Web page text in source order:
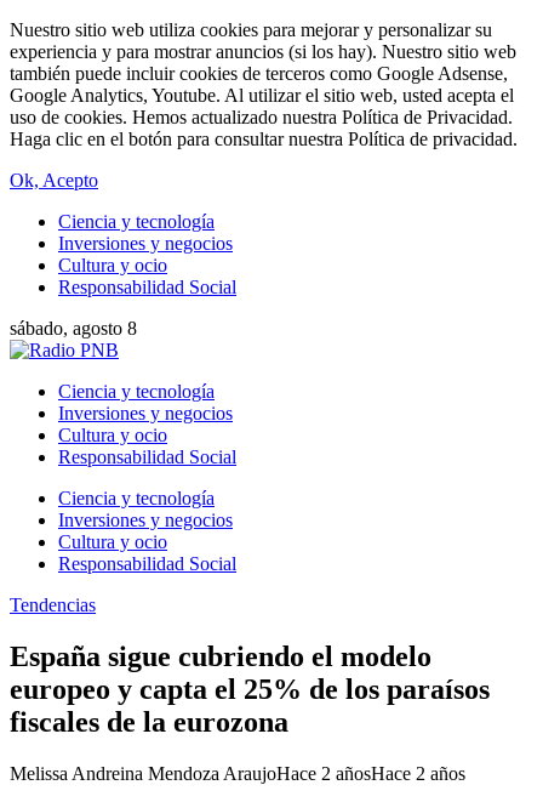
Nuestro sitio web utiliza cookies para mejorar y personalizar su
experiencia y para mostrar anuncios (si los hay). Nuestro sitio web
también puede incluir cookies de terceros como Google Adsense,
Google Analytics, Youtube. Al utilizar el sitio web, usted acepta el
uso de cookies. Hemos actualizado nuestra Política de Privacidad.
Haga clic en el botón para consultar nuestra Política de privacidad.
Ok, Acepto
Ciencia y tecnología
Inversiones y negocios
Cultura y ocio
Responsabilidad Social
sábado, agosto 8
Ciencia y tecnología
Inversiones y negocios
Cultura y ocio
Responsabilidad Social
Ciencia y tecnología
Inversiones y negocios
Cultura y ocio
Responsabilidad Social
Tendencias
España sigue cubriendo el modelo
europeo y capta el 25% de los paraísos
fiscales de la eurozona
Melissa Andreina Mendoza AraujoHace 2 añosHace 2 años